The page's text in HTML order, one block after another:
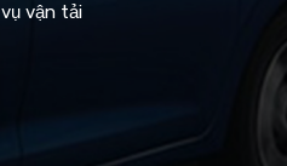
vận tải